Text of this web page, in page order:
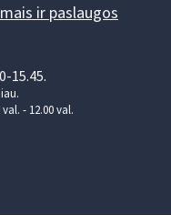
ir paslaugos
15.45.
- 12.00 val.